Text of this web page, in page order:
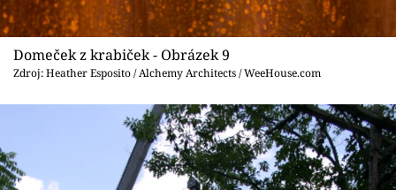
Domeček z krabiček - Obrázek 9
Zdroj: Heather Esposito / Alchemy Architects / WeeHouse.com